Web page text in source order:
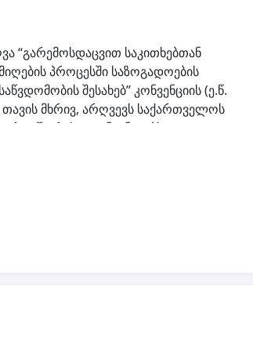
“გარემოსდაცვით საკითხებთან
პროცესში საზოგადოების
შესახებ” კონვენციის (ე.წ.
მხრივ, არღვევს საქართველოს
კონვენციებს.